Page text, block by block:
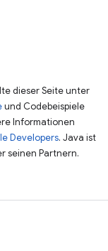
dieser Seite unter
und Codebeispiele
Informationen
Developers. Java ist
seinen Partnern.